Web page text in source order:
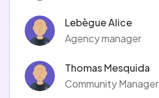
Lebègue Alice
Agency manager
Thomas Mesquida
Community Manager